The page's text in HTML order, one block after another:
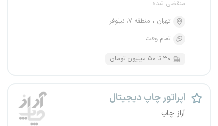
منقضی شده
تهران
منطقه ۷، نیلوفر
تمام وقت
۳۰ تا ۵۰ میلیون تومان
اپراتور چاپ دیجیتال
آراز چاپ